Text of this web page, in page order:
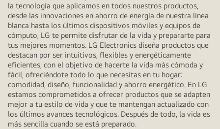
la tecnología que aplicamos en todos nuestros productos,
desde las innovaciones en ahorro de energía de nuestra línea
blanca hasta los últimos dispositivos móviles y equipos de
cómputo, LG te permite disfrutar de la vida y prepararte para
tus mejores momentos. LG Electronics diseña productos que
destacan por ser intuitivos, flexibles y energéticamente
eficientes, con el objetivo de hacerte la vida más cómoda y
fácil, ofreciéndote todo lo que necesitas en tu hogar:
comodidad, diseño, funcionalidad y ahorro energético. En LG
estamos comprometidos a ofrecer productos que se adapten
mejor a tu estilo de vida y que te mantengan actualizado con
los últimos avances tecnológicos. Después de todo, la vida es
más sencilla cuando se está preparado.